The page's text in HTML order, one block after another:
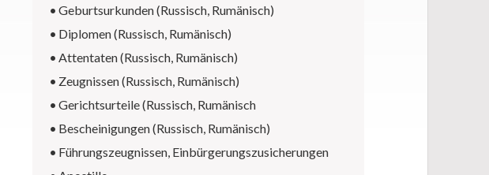
• Geburtsurkunden (Russisch, Rumänisch)
• Diplomen (Russisch, Rumänisch)
• Attentaten (Russisch, Rumänisch)
• Zeugnissen (Russisch, Rumänisch)
• Gerichtsurteile (Russisch, Rumänisch
• Bescheinigungen (Russisch, Rumänisch)
• Führungszeugnissen, Einbürgerungszusicherungen